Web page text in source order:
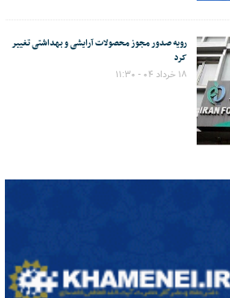
رویه صدور مجوز محصولات آرایشی و بهداشتی تغییر
کرد
۱۸ خرداد ۰۴ - ۱۱:۳۰